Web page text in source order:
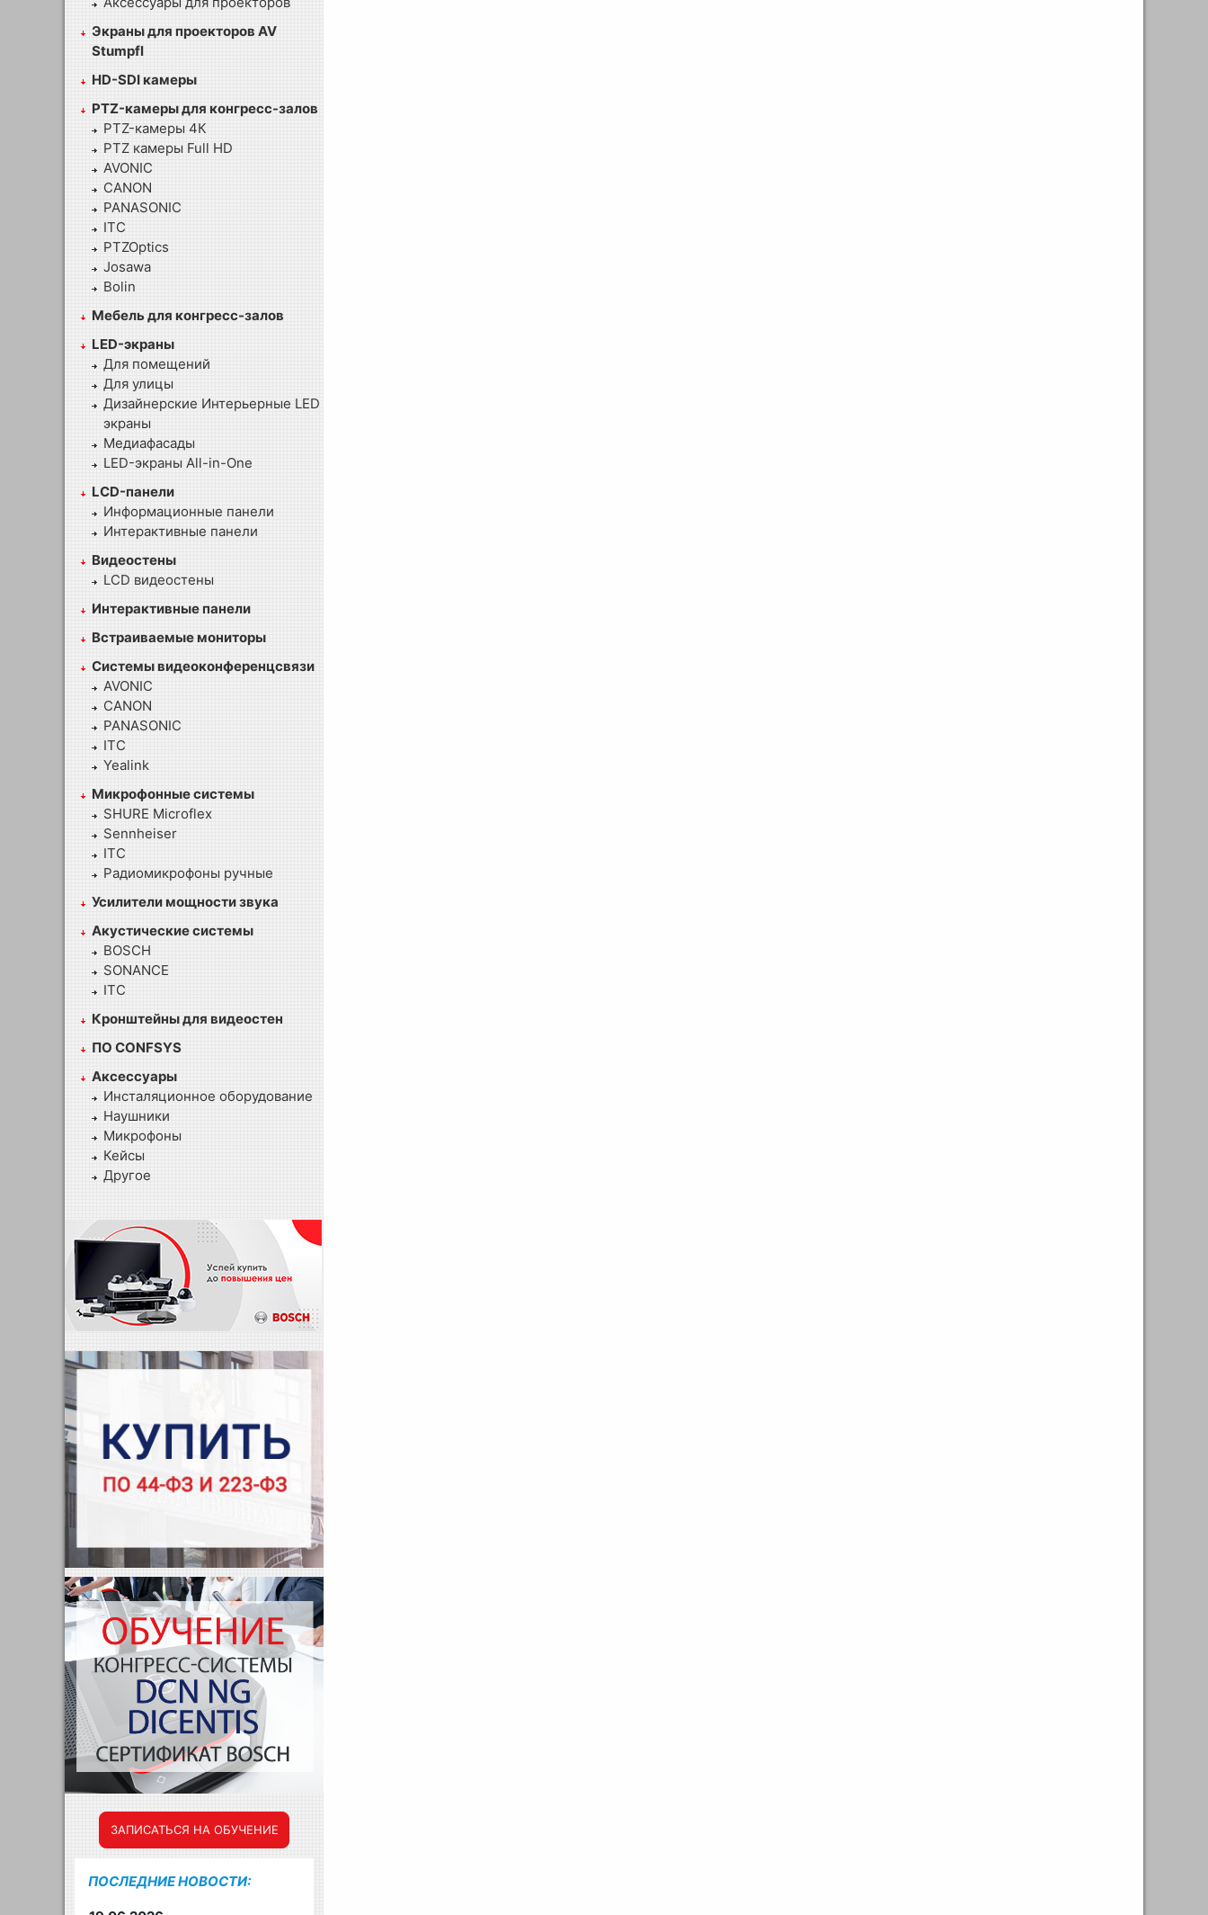
Экраны для проекторов AV
Stumpfl
HD-SDI камеры
PTZ-камеры для конгресс-залов
PTZ-камеры 4К
PTZ камеры Full HD
AVONIC
CANON
PANASONIC
ITC
PTZOptics
Josawa
Bolin
Мебель для конгресс-залов
LED-экраны
Для помещений
Для улицы
Дизайнерские Интерьерные LED
экраны
Медиафасады
LED-экраны All-in-One
LCD-панели
Информационные панели
Интерактивные панели
Видеостены
LCD видеостены
Интерактивные панели
Встраиваемые мониторы
Системы видеоконференцсвязи
AVONIC
CANON
PANASONIC
ITC
Yealink
Микрофонные системы
SHURE Microflex
Sennheiser
ITC
Радиомикрофоны ручные
Усилители мощности звука
Акустические системы
BOSCH
SONANCE
ITC
Кронштейны для видеостен
ПО CONFSYS
Аксессуары
Инсталяционное оборудование
Наушники
Микрофоны
Кейсы
Другое
ЗАПИСАТЬСЯ НА ОБУЧЕНИЕ
ПОСЛЕДНИЕ НОВОСТИ: